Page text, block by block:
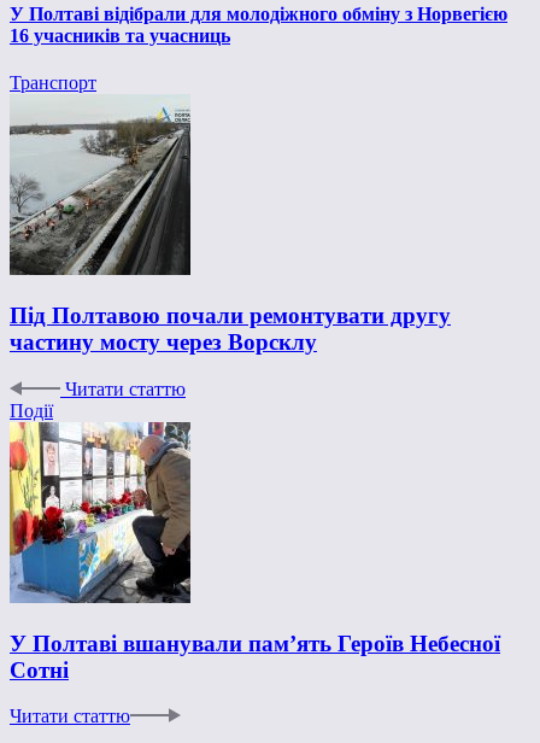
У Полтаві відібрали для молодіжного обміну з Норвегією
16 учасників та учасниць
Транспорт
Під Полтавою почали ремонтувати другу
частину мосту через Ворсклу
Читати статтю
Події
У Полтаві вшанували пам’ять Героїв Небесної
Сотні
Читати статтю